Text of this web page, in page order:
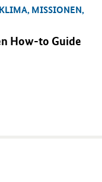
MIS­SIO­NEN,
How-to Guide